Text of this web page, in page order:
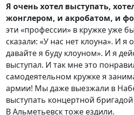
Я очень хотел выступать, х
жонглером, и акробатом, и
эти «профессии» в кружке уже
сказали: «У нас нет клоуна». И я
давайте я буду клоуном». И я
выступал. И так мне это
самодеятельном кружке я
армии! Мы даже выезжали в
выступать концертной
В Альметьевск тоже ездили.